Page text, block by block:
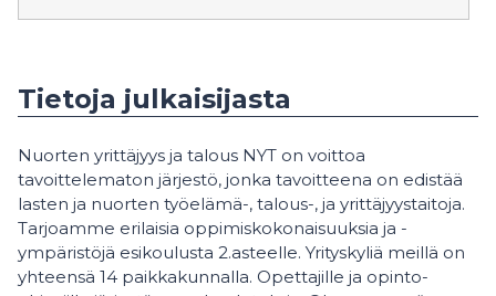
Tietoja julkaisijasta
Nuorten yrittäjyys ja talous NYT on voittoa
tavoittelematon järjestö, jonka tavoitteena on edistää
lasten ja nuorten työelämä-, talous-, ja yrittäjyystaitoja.
Tarjoamme erilaisia oppimiskokonaisuuksia ja -
ympäristöjä esikoulusta 2.asteelle. Yrityskyliä meillä on
yhteensä 14 paikkakunnalla. Opettajille ja opinto-